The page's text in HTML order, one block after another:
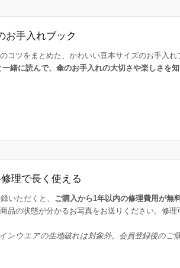
お手入れブック
コツをまとめた、かわいい豆本サイズのお手入れ
緒に読んで、傘のお手入れの大切さや楽しさを
理で長く使える
いただくと、 ご購入から1年以内の修理費用が無
品の状態が分かるお写真をお送りください。修理
ンウエアの生地破れは対象外。会員登録後のご